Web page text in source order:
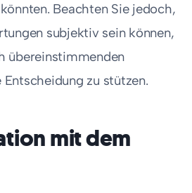
Beachten Sie jedoch,
subjektiv sein können,
übereinstimmenden
zu stützen.
mit dem